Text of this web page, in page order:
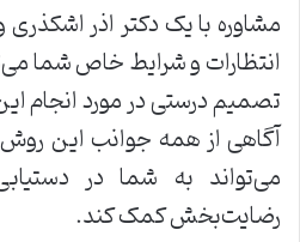
مشاوره با یک دکتر اذر
انتظارات و شرایط خاص شما
تصمیم درستی در مورد انجام
آگاهی از همه جوانب این
می‌تواند به شما در
رضایت‌بخش کمک کند.